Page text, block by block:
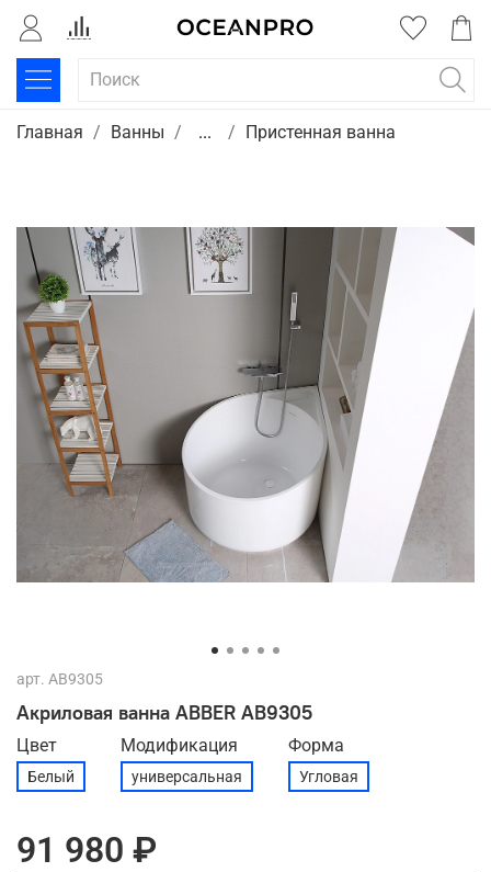
Главная Ванны ... Пристенная ванна
арт. AB9305
Акриловая ванна ABBER AB9305
Цвет
Белый
Модификация
универсальная
Форма
Угловая
91 980 ₽